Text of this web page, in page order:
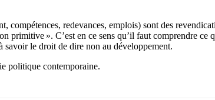
compétences, redevances, emplois) sont des
primitive ». C’est en ce sens qu’il faut comprendre ce
savoir le droit de dire non au développement.
politique contemporaine.